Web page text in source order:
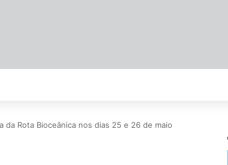
da Rota Bioceânica nos dias 25 e 26 de maio